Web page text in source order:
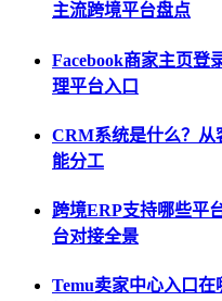
主流跨境平台盘点
Facebook商家主页登
理平台入口
CRM系统是什么？从
能分工
跨境ERP支持哪些平
台对接全景
Temu卖家中心入口